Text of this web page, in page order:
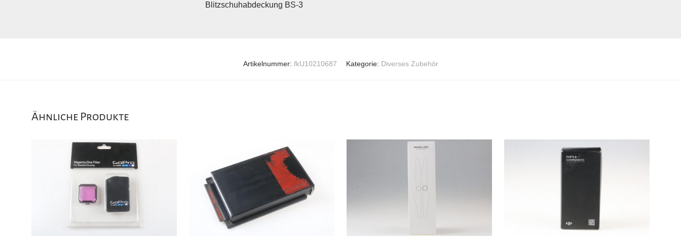
Blitzschuhabdeckung BS-3
Artikelnummer: fkU10210687 Kategorie: Diverses Zubehör
Ähnliche Produkte